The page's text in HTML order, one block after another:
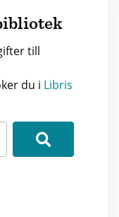
till
du i Libris